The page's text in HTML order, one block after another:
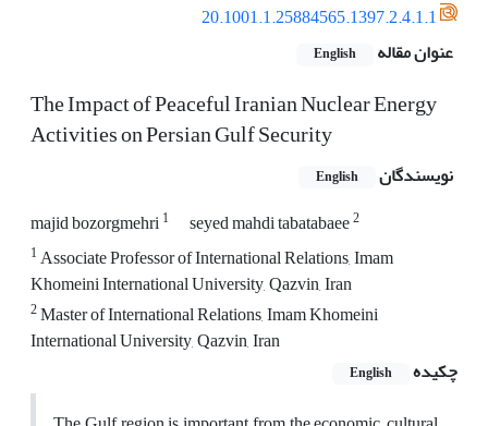
20.1001.1.25884565.1397.2.4.1.1
عنوان مقاله
English
The Impact of Peaceful Iranian Nuclear Energy
Activities on Persian Gulf Security
نویسندگان English
majid bozorgmehri1 seyed mahdi tabatabaee2
1Associate Professor of International Relations, Imam
Khomeini International University, Qazvin, Iran
2Master of International Relations, Imam Khomeini
International University, Qazvin, Iran
چکیده
English